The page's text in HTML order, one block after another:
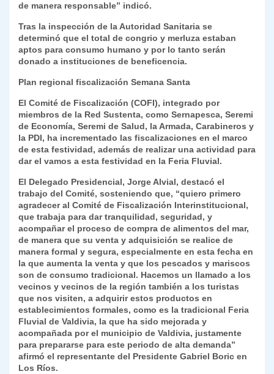
de manera responsable” indicó.
Tras la inspección de la Autoridad Sanitaria se
determinó que el total de congrio y merluza estaban
aptos para consumo humano y por lo tanto serán
donado a instituciones de beneficencia.
Plan regional fiscalización Semana Santa
El Comité de Fiscalización (COFI), integrado por
miembros de la Red Sustenta, como Sernapesca, Seremi
de Economía, Seremi de Salud, la Armada, Carabineros y
la PDI, ha incrementado las fiscalizaciones en el marco
de esta festividad, además de realizar una actividad para
dar el vamos a esta festividad en la Feria Fluvial.
El Delegado Presidencial, Jorge Alvial, destacó el
trabajo del Comité, sosteniendo que, “quiero primero
agradecer al Comité de Fiscalización Interinstitucional,
que trabaja para dar tranquilidad, seguridad, y
acompañar el proceso de compra de alimentos del mar,
de manera que su venta y adquisición se realice de
manera formal y segura, especialmente en esta fecha en
la que aumenta la venta y que los pescados y mariscos
son de consumo tradicional. Hacemos un llamado a los
vecinos y vecinos de la región también a los turistas
que nos visiten, a adquirir estos productos en
establecimientos formales, como es la tradicional Feria
Fluvial de Valdivia, la que ha sido mejorada y
acompañada por el municipio de Valdivia, justamente
para prepararse para este periodo de alta demanda”
afirmó el representante del Presidente Gabriel Boric en
Los Ríos.